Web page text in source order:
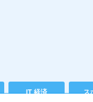
IT 経済 ス